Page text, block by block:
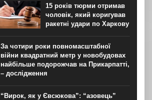
15 років тюрми отримав
чоловік, який коригував
ракетні удари по Харкову
За чотири роки повномасштабної
війни квадратний метр у новобудовах
найбільше подорожчав на Прикарпатті,
– дослідження
“Вирок, як у Євсюкова”: “азовець”